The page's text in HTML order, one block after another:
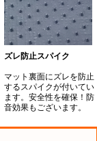
ズレ防止スパイク
マット裏面にズレを防止
するスパイクが付いてい
ます。安全性を確保！防
音効果もございます。